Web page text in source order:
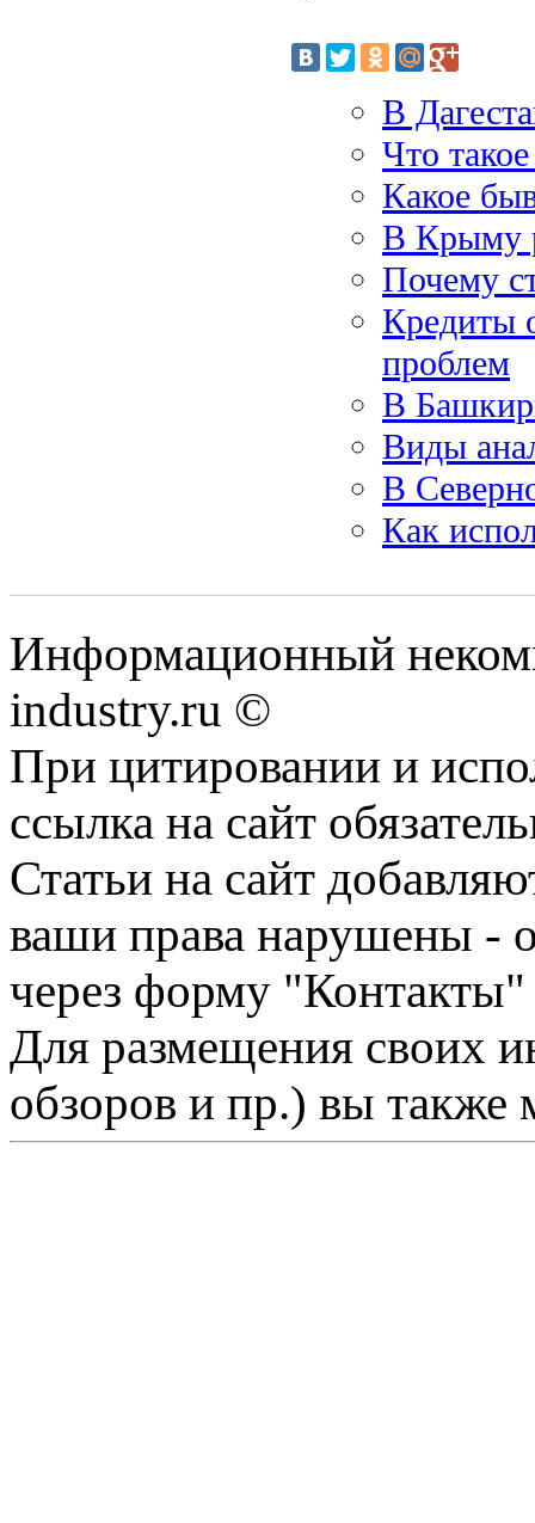
В
Что
Какое
В Крыму
Почему
Кредиты
проблем
В
Виды
В
Как
Информационный
industry.ru ©
При цитировании и
ссылка на сайт
Статьи на сайт
ваши права нарушены -
через форму "Контакты"
Для размещения своих
обзоров и пр.) вы также